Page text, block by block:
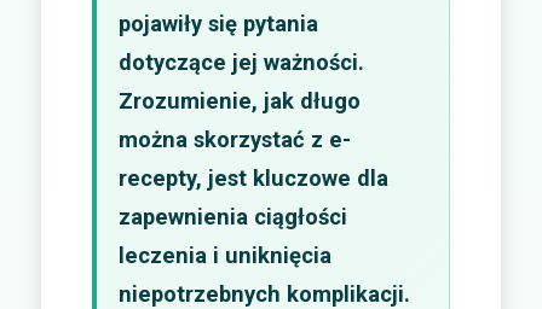
pojawiły się pytania
dotyczące jej ważności.
Zrozumienie, jak długo
można skorzystać z e-
recepty, jest kluczowe dla
zapewnienia ciągłości
leczenia i uniknięcia
niepotrzebnych komplikacji.